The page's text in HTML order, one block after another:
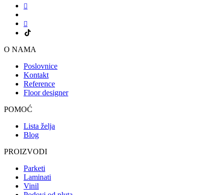
O NAMA
Poslovnice
Kontakt
Reference
Floor designer
POMOĆ
Lista želja
Blog
PROIZVODI
Parketi
Laminati
Vinil